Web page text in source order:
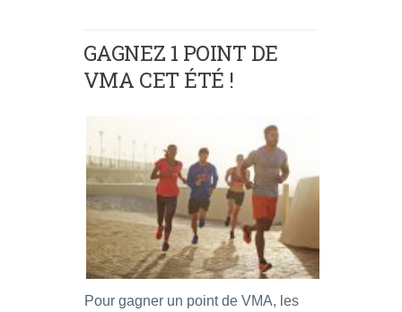
GAGNEZ 1 POINT DE
VMA CET ÉTÉ !
Pour gagner un point de VMA, les